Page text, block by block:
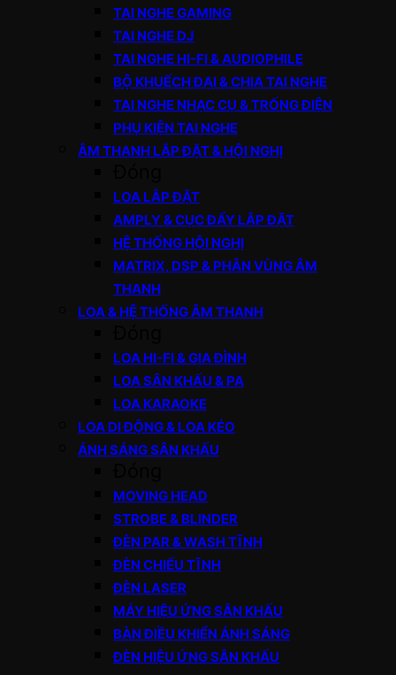
TAI NGHE GAMING
TAI NGHE DJ
TAI NGHE HI-FI & AUDIOPHILE
BỘ KHUẾCH ĐẠI & CHIA TAI NGHE
TAI NGHE NHẠC CỤ & TRỐNG ĐIỆN
PHỤ KIỆN TAI NGHE
ÂM THANH LẮP ĐẶT & HỘI NGHỊ
LOA LẮP ĐẶT
AMPLY & CỤC ĐẨY LẮP ĐẶT
HỆ THỐNG HỘI NGHỊ
MATRIX, DSP & PHÂN VÙNG ÂM
THANH
LOA & HỆ THỐNG ÂM THANH
LOA HI-FI & GIA ĐÌNH
LOA SÂN KHẤU & PA
LOA KARAOKE
LOA DI ĐỘNG & LOA KÉO
ÁNH SÁNG SÂN KHẤU
MOVING HEAD
STROBE & BLINDER
ĐÈN PAR & WASH TĨNH
ĐÈN CHIẾU TĨNH
ĐÈN LASER
MÁY HIỆU ỨNG SÂN KHẤU
BÀN ĐIỀU KHIỂN ÁNH SÁNG
ĐÈN HIỆU ỨNG SÂN KHẤU